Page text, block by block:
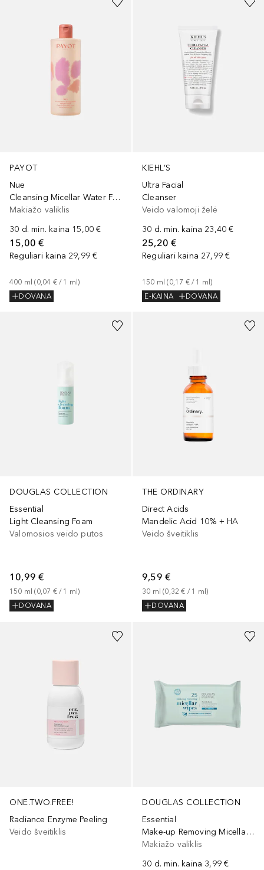
PAYOT
Nue
Cleansing Micellar Water For Face And Eyes
Makiažo valiklis
30 d. min. kaina 15,00 €
15,00 €
Reguliari kaina 29,99 €
400 ml (0,04 € / 1 ml)
DOVANA
KIEHL’S
Ultra Facial
Cleanser
Veido valomoji želė
30 d. min. kaina 23,40 €
25,20 €
Reguliari kaina 27,99 €
150 ml (0,17 € / 1 ml)
E-KAINA
DOVANA
DOUGLAS COLLECTION
Essential
Light Cleansing Foam
Valomosios veido putos
10,99 €
150 ml (0,07 € / 1 ml)
DOVANA
THE ORDINARY
Direct Acids
Mandelic Acid 10% + HA
Veido šveitiklis
9,59 €
30 ml (0,32 € / 1 ml)
DOVANA
ONE.TWO.FREE!
Radiance Enzyme Peeling
Veido šveitiklis
DOUGLAS COLLECTION
Essential
Make-up Removing Micellar Wipes
Makiažo valiklis
30 d. min. kaina 3,99 €